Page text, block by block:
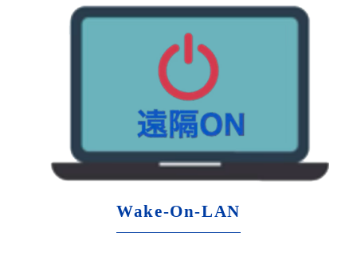
Wake-On-LAN